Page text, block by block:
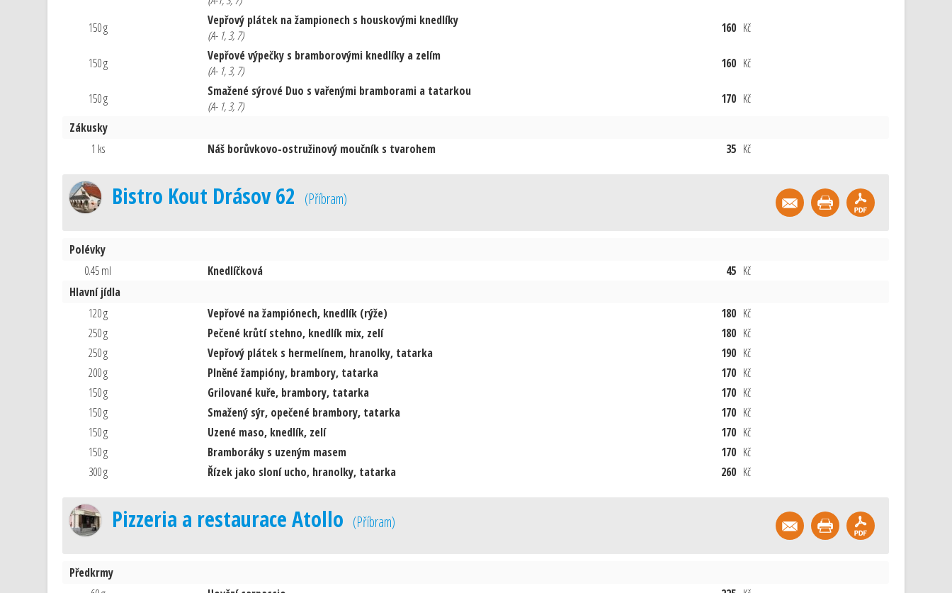
150 g
Vepřový plátek na žampionech s houskovými knedlíky
(A- 1, 3, 7)
160 Kč
150 g
Vepřové výpečky s bramborovými knedlíky a zelím
(A- 1, 3, 7)
160 Kč
150 g
Smažené sýrové Duo s vařenými bramborami a tatarkou
(A- 1, 3, 7)
170 Kč
Zákusky
1 ks
Náš borůvkovo-ostružinový moučník s tvarohem 35 Kč
Bistro Kout Drásov 62 (Příbram)
Polévky
0.45 ml
Knedlíčková 45 Kč
Hlavní jídla
120 g
Vepřové na žampiónech, knedlík (rýže) 180 Kč
250 g
Pečené krůtí stehno, knedlík mix, zelí 180 Kč
250 g
Vepřový plátek s hermelínem, hranolky, tatarka 190 Kč
200 g
Plněné žampióny, brambory, tatarka 170 Kč
150 g
Grilované kuře, brambory, tatarka 170 Kč
150 g
Smažený sýr, opečené brambory, tatarka 170 Kč
150 g
Uzené maso, knedlík, zelí 170 Kč
150 g
Bramboráky s uzeným masem 170 Kč
300 g
Řízek jako sloní ucho, hranolky, tatarka 260 Kč
Pizzeria a restaurace Atollo (Příbram)
Předkrmy